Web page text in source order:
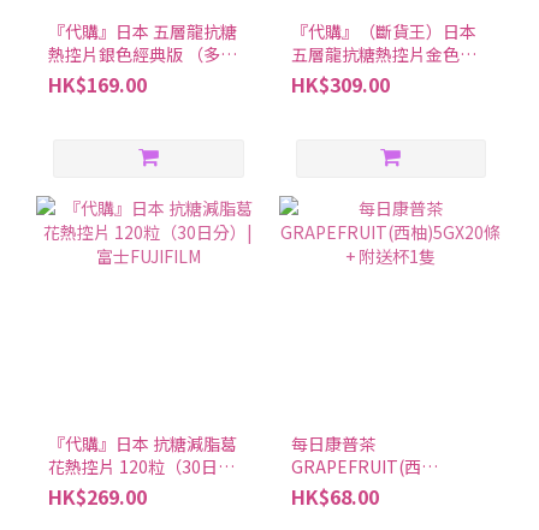
『代購』日本 五層龍抗糖
熱控片銀色經典版 （多款
可選）| 富士FUJIFILM
HK$169.00
『代購』（斷貨王）日本
五層龍抗糖熱控片金色加
強版 （多款可選）| 富士
FUJIFILM
HK$309.00
『代購』日本 抗糖減脂葛
花熱控片 120粒（30日
分）| 富士FUJIFILM
HK$269.00
每日康普茶
GRAPEFRUIT(西
柚)5GX20條 + 附送杯1隻
HK$68.00